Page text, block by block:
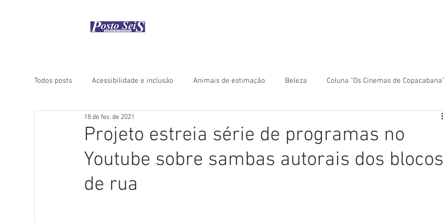
Todos posts Acessibilidade e inclusão Animais de estimação Beleza Coluna "Os Cinemas de Copacabana"
Coluna "Rio Histórico"
Coluna "Turismo" - América do Norte Coluna "Turismo" - América do Sul Coluna "Turismo" - Ásia
Projeto estreia série de programas no
Youtube sobre sambas autorais dos blocos
de rua
18 de fev. de 2021